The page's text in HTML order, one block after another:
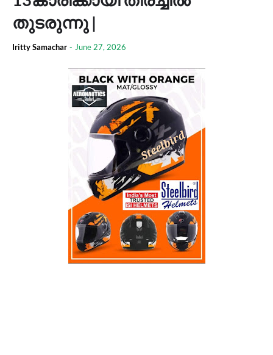
തുടരുന്നു |
Iritty Samachar - June 27, 2026